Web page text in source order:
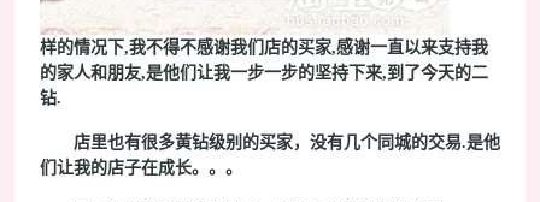
样的情况下,我不得不感谢我们店的买家,感谢一直以来支持我
的家人和朋友,是他们让我一步一步的坚持下来,到了今天的二
钻.
店里也有很多黄钻级别的买家，没有几个同城的交易.是他
们让我的店子在成长。。。